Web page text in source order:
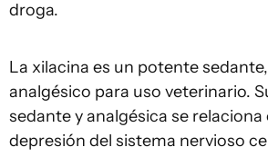
droga.
La xilacina es un potente
analgésico para uso veterinario.
sedante y analgésica se relaciona
depresión del sistema nervioso